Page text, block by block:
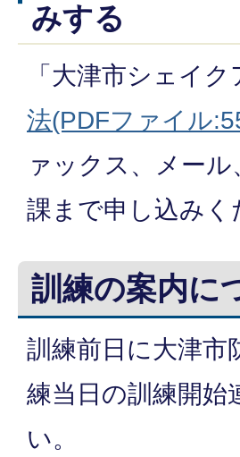
みする
「大津市シェイ
法(PDFファイル
ァックス、メー
課まで申し込みく
訓練の案内に
訓練前日に大津市
練当日の訓練開始
い。